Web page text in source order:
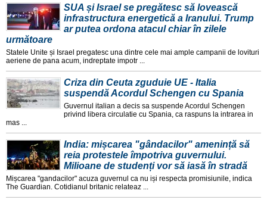
SUA și Israel se pregătesc să lovească
infrastructura energetică a Iranului. Trump
ar putea ordona atacul chiar în zilele
următoare
Statele Unite și Israel pregatesc una dintre cele mai ample campanii de lovituri
aeriene de pana acum, indreptate impotr ...
Criza din Ceuta zguduie UE - Italia
suspendă Acordul Schengen cu Spania
Guvernul italian a decis sa suspende Acordul Schengen
privind libera circulatie cu Spania, ca raspuns la intrarea in
mas ...
India: mișcarea "gândacilor" amenință să
reia protestele împotriva guvernului.
Milioane de studenți vor să iasă în stradă
Mișcarea "gandacilor" acuza guvernul ca nu iși respecta promisiunile, indica
The Guardian. Cotidianul britanic relateaz ...